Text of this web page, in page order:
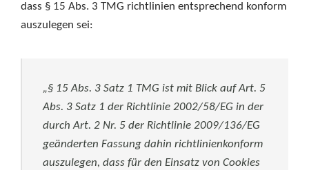
dass § 15 Abs. 3 TMG richtlinien entsprechend konform
auszulegen sei:
„§ 15 Abs. 3 Satz 1 TMG ist mit Blick auf Art. 5
Abs. 3 Satz 1 der Richtlinie 2002/58/EG in der
durch Art. 2 Nr. 5 der Richtlinie 2009/136/EG
geänderten Fassung dahin richtlinienkonform
auszulegen, dass für den Einsatz von Cookies